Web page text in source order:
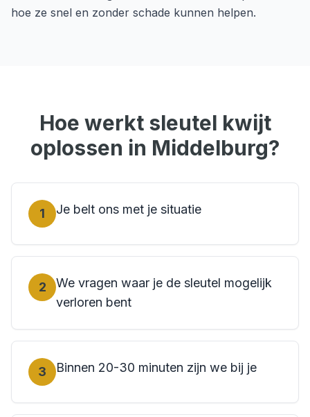
hoe ze snel en zonder schade kunnen helpen.
Hoe werkt sleutel kwijt
oplossen in Middelburg?
1 Je belt ons met je situatie
2
We vragen waar je de sleutel mogelijk
verloren bent
3 Binnen 20-30 minuten zijn we bij je